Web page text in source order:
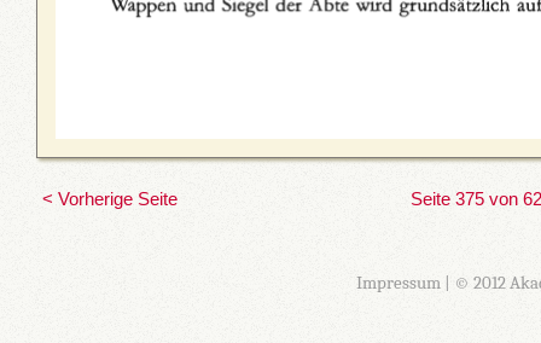
< Vorherige Seite Seite 375 von
Impressum| © 2012